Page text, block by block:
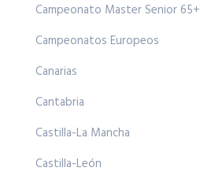
Campeonato Master Senior 65+
Campeonatos Europeos
Canarias
Cantabria
Castilla-La Mancha
Castilla-León